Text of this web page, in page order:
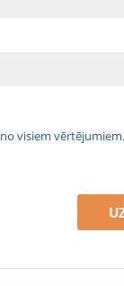
visiem